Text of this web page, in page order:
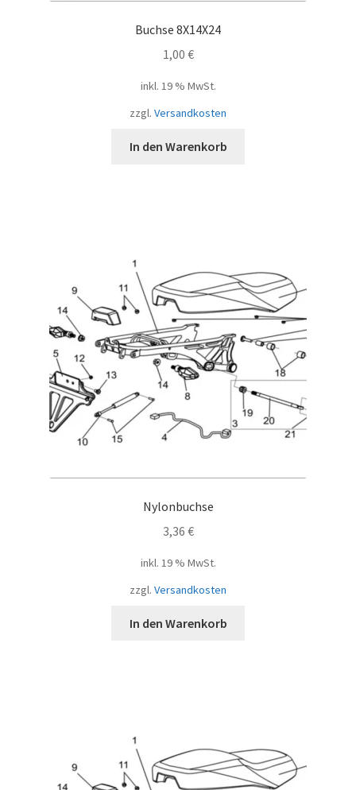
Buchse 8X14X24
1,00 €
inkl. 19 % MwSt.
zzgl. Versandkosten
In den Warenkorb
Nylonbuchse
3,36 €
inkl. 19 % MwSt.
zzgl. Versandkosten
In den Warenkorb